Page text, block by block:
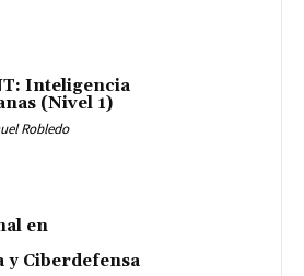
Inteligencia
(Nivel 1)
Robledo
en
y Ciberdefensa